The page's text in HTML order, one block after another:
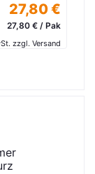
27,80 €
27,80 € / Pak
zzgl. Versand